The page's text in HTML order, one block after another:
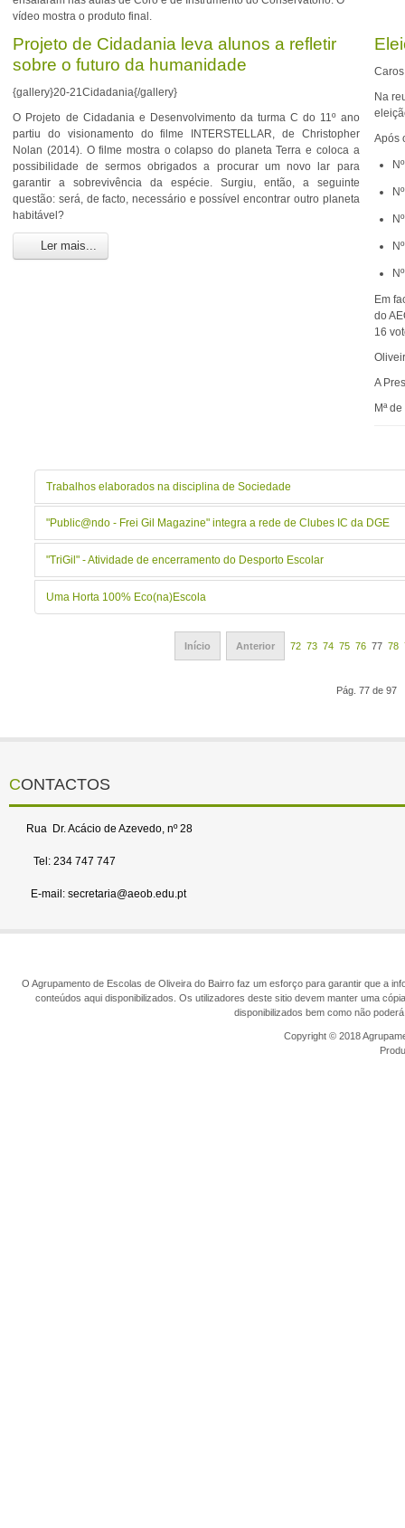
vídeo mostra o produto final.
Projeto de Cidadania leva alunos a refletir
sobre o futuro da humanidade
{gallery}20-21Cidadania{/gallery}
O Projeto de Cidadania e Desenvolvimento da turma C do 11º ano
partiu do visionamento do filme INTERSTELLAR, de Christopher
Nolan (2014). O filme mostra o colapso do planeta Terra e coloca a
possibilidade de sermos obrigados a procurar um novo lar para
garantir a sobrevivência da espécie. Surgiu, então, a seguinte
questão: será, de facto, necessário e possível encontrar outro planeta
habitável?
Ler mais...
Na
Após
Em
do
16
A
Mª
Trabalhos elaborados na disciplina de Sociedade
"Public@ndo - Frei Gil Magazine" integra a rede de Clubes IC da DGE
"TriGil" - Atividade de encerramento do Desporto Escolar
Uma Horta 100% Eco(na)Escola
Início Anterior 72 73 74 75 76 77 78
Pág. 77 de 97
CONTACTOS
Rua Dr. Acácio de Azevedo, nº 28
Tel: 234 747 747
E-mail: secretaria@aeob.edu.pt
O Agrupamento de Escolas de Oliveira do Bairro faz um esforço para garantir que a
conteúdos aqui disponibilizados. Os utilizadores deste sitio devem manter uma
disponibilizados bem como não
Copyright © 2018